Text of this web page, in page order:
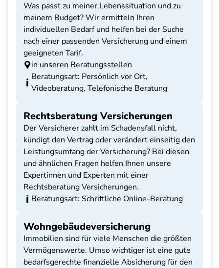
Was passt zu meiner Lebenssituation und zu
meinem Budget? Wir ermitteln Ihren
individuellen Bedarf und helfen bei der Suche
nach einer passenden Versicherung und einem
geeigneten Tarif.
in unseren Beratungsstellen
Beratungsart: Persönlich vor Ort,
Videoberatung, Telefonische Beratung
Rechtsberatung Versicherungen
Der Versicherer zahlt im Schadensfall nicht,
kündigt den Vertrag oder verändert einseitig den
Leistungsumfang der Versicherung? Bei diesen
und ähnlichen Fragen helfen Ihnen unsere
Expertinnen und Experten mit einer
Rechtsberatung Versicherungen.
Beratungsart: Schriftliche Online-Beratung
Wohngebäudeversicherung
Immobilien sind für viele Menschen die größten
Vermögenswerte. Umso wichtiger ist eine gute
bedarfsgerechte finanzielle Absicherung für den